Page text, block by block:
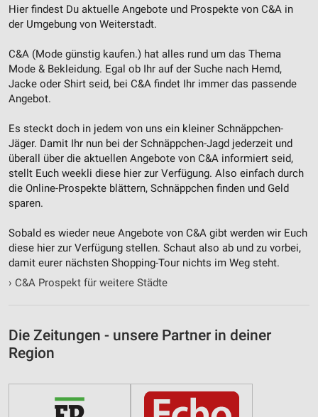
Hier findest Du aktuelle Angebote und Prospekte von C&A in
der Umgebung von Weiterstadt.
C&A (Mode günstig kaufen.) hat alles rund um das Thema
Mode & Bekleidung. Egal ob Ihr auf der Suche nach Hemd,
Jacke oder Shirt seid, bei C&A findet Ihr immer das passende
Angebot.
Es steckt doch in jedem von uns ein kleiner Schnäppchen-
Jäger. Damit Ihr nun bei der Schnäppchen-Jagd jederzeit und
überall über die aktuellen Angebote von C&A informiert seid,
stellt Euch weekli diese hier zur Verfügung. Also einfach durch
die Online-Prospekte blättern, Schnäppchen finden und Geld
sparen.
Sobald es wieder neue Angebote von C&A gibt werden wir Euch
diese hier zur Verfügung stellen. Schaut also ab und zu vorbei,
damit eurer nächsten Shopping-Tour nichts im Weg steht.
› C&A Prospekt für weitere Städte
Die Zeitungen - unsere Partner in deiner
Region